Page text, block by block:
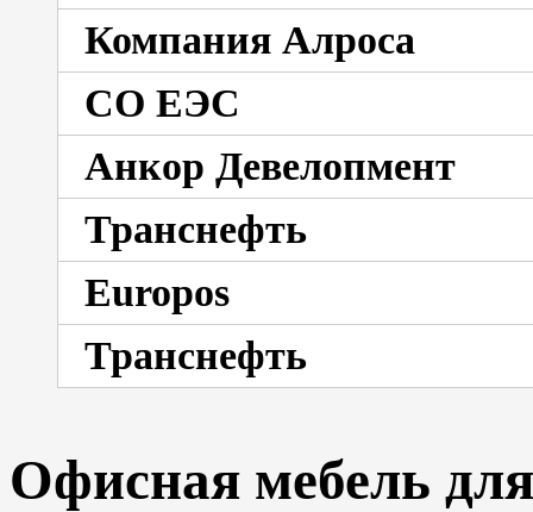
Компания Алроса
СО ЕЭС
Анкор Девелопмент
Транснефть
Europos
Транснефть
Офисная мебель